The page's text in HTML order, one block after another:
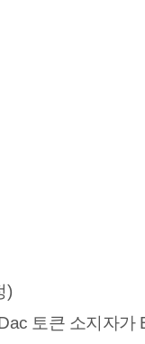
)
토큰 소지자가